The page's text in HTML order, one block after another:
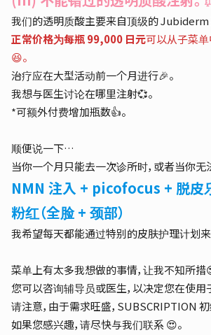
我们的透明质酸主要来自顶级的 Jubiderm
正常价格为每瓶 99,000 日元可以从子菜单
😆。
治疗应在大型活动前一个月进行🎉。
我想与医生讨论在哪里注射💞。
*可额外付费增加瓶数👍。
顺便说一下…
当你一个月只能去一次诊所时，或者当你无
NMN 注入 + picofocus + 脱皮
粉红（全脸 + 颈部）
我希望每天都能通过特别的皮肤护理计划来
菜单上有太多我想做的事情，让我不知所措
您可以咨询辅导员或医生，以决定您在使用
请注意，由于需求旺盛，SUBSCRIPTION
如果您感兴趣，请尽快与我们联系 😍。